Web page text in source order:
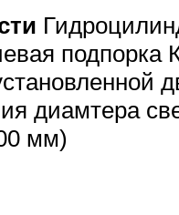
подпорка
диамтера
мм)